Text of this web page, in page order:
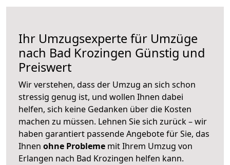
Ihr Umzugsexperte für Umzüge
nach Bad Krozingen Günstig und
Preiswert
Wir verstehen, dass der Umzug an sich schon
stressig genug ist, und wollen Ihnen dabei
helfen, sich keine Gedanken über die Kosten
machen zu müssen. Lehnen Sie sich zurück – wir
haben garantiert passende Angebote für Sie, das
Ihnen ohne Probleme mit Ihrem Umzug von
Erlangen nach Bad Krozingen helfen kann.